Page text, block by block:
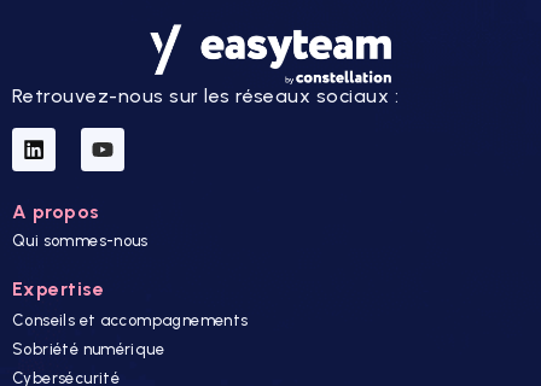
Retrouvez-nous sur les réseaux sociaux :
A propos
Qui sommes-nous
Expertise
Conseils et accompagnements
Sobriété numérique
Cybersécurité